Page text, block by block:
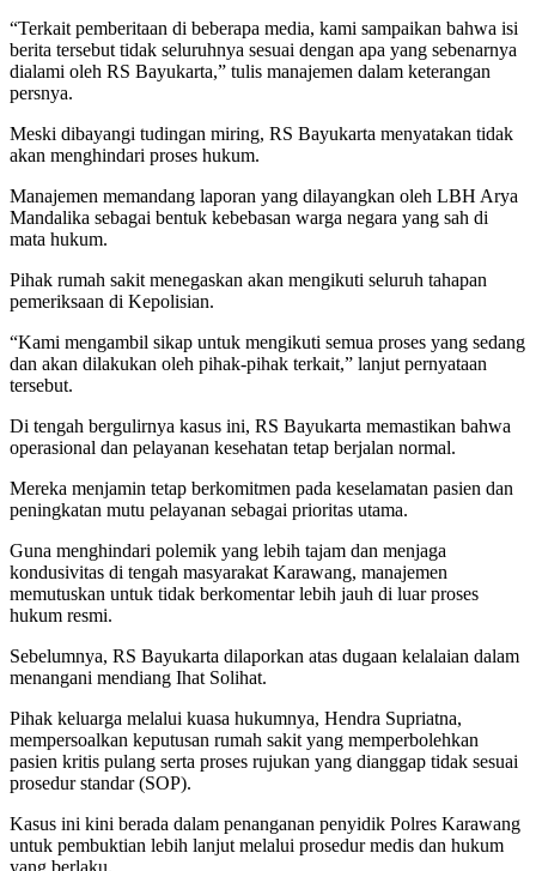
“Terkait pemberitaan di beberapa media, kami sampaikan bahwa isi
berita tersebut tidak seluruhnya sesuai dengan apa yang sebenarnya
dialami oleh RS Bayukarta,” tulis manajemen dalam keterangan
persnya.
Meski dibayangi tudingan miring, RS Bayukarta menyatakan tidak
akan menghindari proses hukum.
Manajemen memandang laporan yang dilayangkan oleh LBH Arya
Mandalika sebagai bentuk kebebasan warga negara yang sah di
mata hukum.
Pihak rumah sakit menegaskan akan mengikuti seluruh tahapan
pemeriksaan di Kepolisian.
“Kami mengambil sikap untuk mengikuti semua proses yang sedang
dan akan dilakukan oleh pihak-pihak terkait,” lanjut pernyataan
tersebut.
Di tengah bergulirnya kasus ini, RS Bayukarta memastikan bahwa
operasional dan pelayanan kesehatan tetap berjalan normal.
Mereka menjamin tetap berkomitmen pada keselamatan pasien dan
peningkatan mutu pelayanan sebagai prioritas utama.
Guna menghindari polemik yang lebih tajam dan menjaga
kondusivitas di tengah masyarakat Karawang, manajemen
memutuskan untuk tidak berkomentar lebih jauh di luar proses
hukum resmi.
Sebelumnya, RS Bayukarta dilaporkan atas dugaan kelalaian dalam
menangani mendiang Ihat Solihat.
Pihak keluarga melalui kuasa hukumnya, Hendra Supriatna,
mempersoalkan keputusan rumah sakit yang memperbolehkan
pasien kritis pulang serta proses rujukan yang dianggap tidak sesuai
prosedur standar (SOP).
Kasus ini kini berada dalam penanganan penyidik Polres Karawang
untuk pembuktian lebih lanjut melalui prosedur medis dan hukum